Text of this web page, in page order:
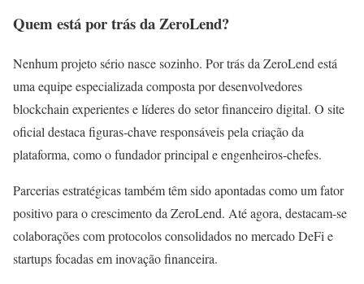
Quem está por trás da ZeroLend?
Nenhum projeto sério nasce sozinho. Por trás da ZeroLend está
uma equipe especializada composta por desenvolvedores
blockchain experientes e líderes do setor financeiro digital. O site
oficial destaca figuras-chave responsáveis pela criação da
plataforma, como o fundador principal e engenheiros-chefes.
Parcerias estratégicas também têm sido apontadas como um fator
positivo para o crescimento da ZeroLend. Até agora, destacam-se
colaborações com protocolos consolidados no mercado DeFi e
startups focadas em inovação financeira.